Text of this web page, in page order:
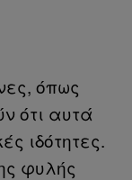
όπως
ότι αυτά
ιδότητες.
φυλής